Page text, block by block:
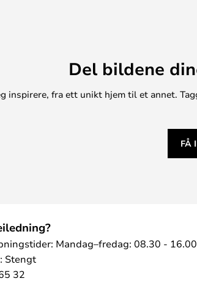
TOUCH IR 350 UNI
MEK-S 300LR
MEK-S 300CR
Del bildene
inspirere, fra ett unikt hjem til et annet.
FÅ
Mandag–fredag: 08.30 - 16.00
Stengt
32